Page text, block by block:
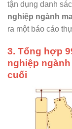
tận dụng danh
nghiệp ngành
ra một báo cáo
3. Tổng hợp
nghiệp
cuối